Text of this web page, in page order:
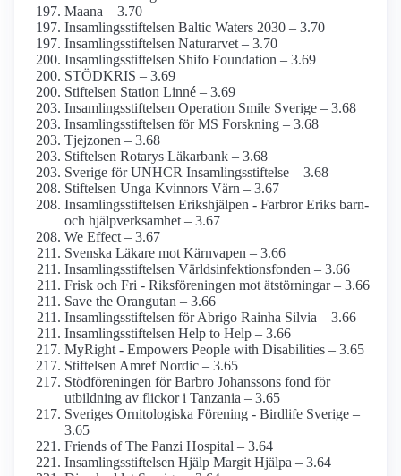
Maana – 3.70
Insamlingsstiftelsen Baltic Waters 2030 – 3.70
Insamlings­stiftelsen Naturarvet – 3.70
Insamlings­stiftelsen Shifo Foundation – 3.69
STÖDKRIS – 3.69
Stiftelsen Station Linné – 3.69
Insamlings­stiftelsen Operation Smile Sverige – 3.68
Insamlings­stiftelsen för MS Forskning – 3.68
Tjejzonen – 3.68
Stiftelsen Rotarys Läkarbank – 3.68
Sverige för UNHCR Insamlings­stiftelse – 3.68
Stiftelsen Unga Kvinnors Värn – 3.67
Insamlings­stiftelsen Erikshjälpen - Farbror Eriks barn-
och hjälpverksamhet – 3.67
We Effect – 3.67
Svenska Läkare mot Kärnvapen – 3.66
Insamlings­stiftelsen Världsinfektions­fonden – 3.66
Frisk och Fri - Riksföreningen mot ätstörningar – 3.66
Save the Orangutan – 3.66
Insamlings­stiftelsen för Abrigo Rainha Silvia – 3.66
Insamlings­stiftelsen Help to Help – 3.66
MyRight - Empowers People with Disabilities – 3.65
Stiftelsen Amref Nordic – 3.65
Stödföreningen för Barbro Johanssons fond för
utbildning av flickor i Tanzania – 3.65
Sveriges Ornitologiska Förening - Birdlife Sverige –
3.65
Friends of The Panzi Hospital – 3.64
Insamlings­stiftelsen Hjälp Margit Hjälpa – 3.64